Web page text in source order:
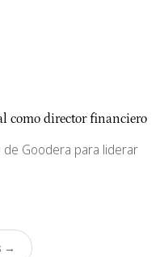
como director financiero
de Goodera para liderar
→